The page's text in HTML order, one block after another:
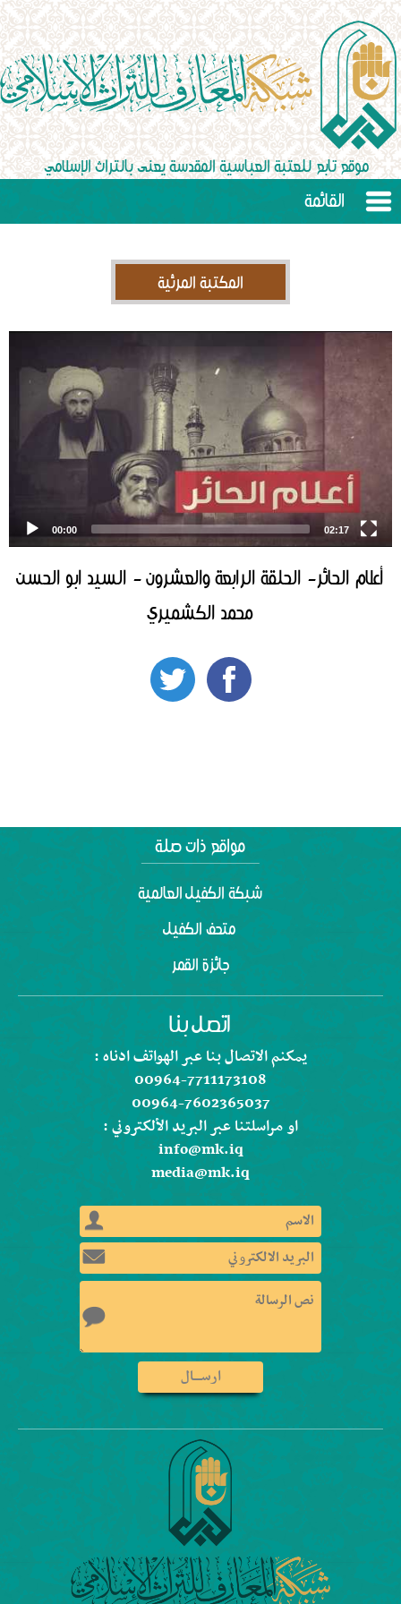
القائمة
المكتبة المرئية
Player
00:00 02:17
أعلام الحائر- الحلقة الرابعة والعشرون - السيد ابو الحسن
محمد الكشميري
شبكة الكفيل العالمية
متحف الكفيل
جائزة القمر
يمكنم الاتصال بنا عبر الهواتف ادناه :
00964-7711173108
00964-7602365037
او مراسلتنا عبر البريد الألكتروني :
info@mk.iq
media@mk.iq